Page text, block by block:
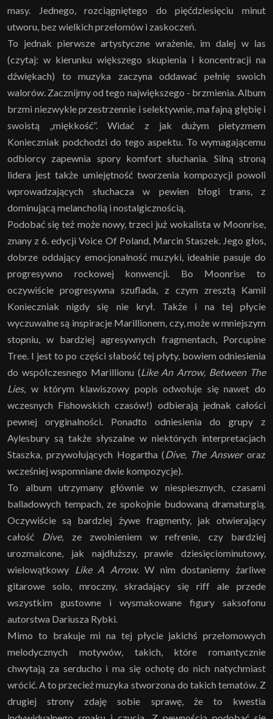
masy. Jednego, rozciągniętego do pięćdziesięciu minut
utworu, bez wielkich przełomów i zaskoczeń.
To jednak pierwsze artystyczne wrażenie, im dalej w las
(czytaj: w kierunku większego skupienia i koncentracji na
dźwiękach) to muzyka zaczyna oddawać pełnię swoich
walorów. Zacznijmy od tego największego - brzmienia. Album
brzmi niezwykle przestrzennie i selektywnie, ma fajną głębię i
swoistą „miękkość”. Widać z jak dużym pietyzmem
Konieczniak podchodzi do tego aspektu. To wymagającemu
odbiorcy zapewnia spory komfort słuchania. Silną stroną
lidera jest także umiejętność tworzenia kompozycji powoli
wprowadzających słuchacza w pewien błogi trans, z
dominującą melancholią i nostalgicznością.
Podobać się też może nowy, trzeci już wokalista w Moonrise,
znany z 6. edycji Voice Of Poland, Marcin Staszek. Jego głos,
dobrze oddający emocjonalność muzyki, idealnie pasuje do
progresywno rockowej konwencji. Bo Moonrise to
oczywiście progresywna szuflada, z czym zresztą Kamil
Konieczniak nigdy się nie krył. Także i na tej płycie
wyczuwalne są inspiracje Marillionem, czy, może w mniejszym
stopniu, w bardziej agresywnych fragmentach, Porcupine
Tree. I jest to po części słabość tej płyty, bowiem odniesienia
do współczesnego Marillionu (Like An Arrow, Between The
Lies, w którym klawiszowy popis odwołuje się nawet do
wczesnych Fishowskich czasów!) odbierają jednak całości
pewnej oryginalności. Ponadto odniesienia do grupy z
Aylesbury są także słyszalne w niektórych interpretacjach
Staszka, przywołujących Hogartha ( Dive, The Answer oraz
wcześniej wspomniane dwie kompozycje).
To album utrzymany głównie w niespiesznych, czasami
balladowych tempach, ze spokojnie budowaną dramaturgią.
Oczywiście są bardziej żywe fragmenty, jak otwierający
całość Dive, ze zwolnieniem w refrenie, czy bardziej
urozmaicone, jak najdłuższy, prawie dziesięciominutowy,
wielowątkowy
Like A Arrow. W nim dostaniemy żarliwe
gitarowe solo, mroczny, skradający się riff ale przede
wszystkim gustowne i wysmakowane figury saksofonu
autorstwa Dariusza Rybki.
Mimo to brakuje mi na tej płycie jakichś przełomowych
melodycznych motywów, takich, które romantycznie
chwytają za serducho i ma się ochotę do nich natychmiast
wrócić. A to przecież muzyka stworzona do takich tematów. Z
drugiej strony zdaję sobie sprawę, że to kwestia